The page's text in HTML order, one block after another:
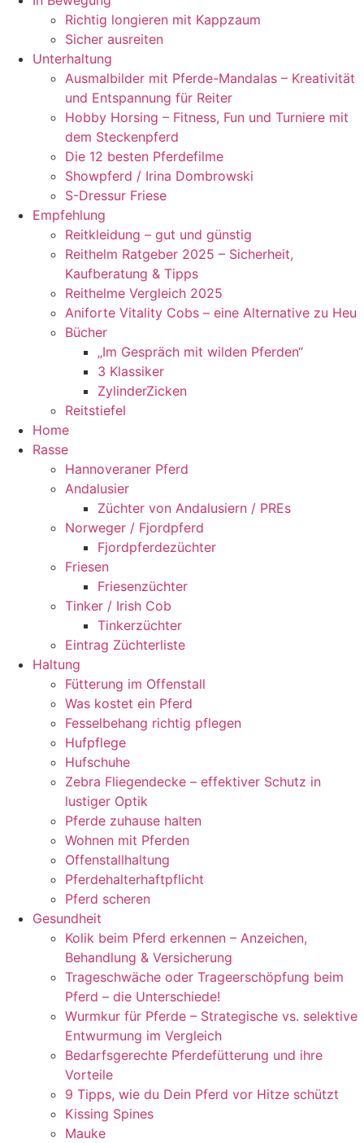
Richtig longieren mit Kappzaum
Sicher ausreiten
Unterhaltung
Ausmalbilder mit Pferde-Mandalas – Kreativität
und Entspannung für Reiter
Hobby Horsing – Fitness, Fun und Turniere mit
dem Steckenpferd
Die 12 besten Pferdefilme
Showpferd / Irina Dombrowski
S-Dressur Friese
Empfehlung
Reitkleidung – gut und günstig
Reithelm Ratgeber 2025 – Sicherheit,
Kaufberatung & Tipps
Reithelme Vergleich 2025
Aniforte Vitality Cobs – eine Alternative zu Heu
Bücher
„Im Gespräch mit wilden Pferden“
3 Klassiker
ZylinderZicken
Reitstiefel
Home
Rasse
Hannoveraner Pferd
Andalusier
Züchter von Andalusiern / PREs
Norweger / Fjordpferd
Fjordpferdezüchter
Friesen
Friesenzüchter
Tinker / Irish Cob
Tinkerzüchter
Eintrag Züchterliste
Haltung
Fütterung im Offenstall
Was kostet ein Pferd
Fesselbehang richtig pflegen
Hufpflege
Hufschuhe
Zebra Fliegendecke – effektiver Schutz in
lustiger Optik
Pferde zuhause halten
Wohnen mit Pferden
Offenstallhaltung
Pferdehalterhaftpflicht
Pferd scheren
Gesundheit
Kolik beim Pferd erkennen – Anzeichen,
Behandlung & Versicherung
Trageschwäche oder Trageerschöpfung beim
Pferd – die Unterschiede!
Wurmkur für Pferde – Strategische vs. selektive
Entwurmung im Vergleich
Bedarfsgerechte Pferdefütterung und ihre
Vorteile
9 Tipps, wie du Dein Pferd vor Hitze schützt
Kissing Spines
Mauke